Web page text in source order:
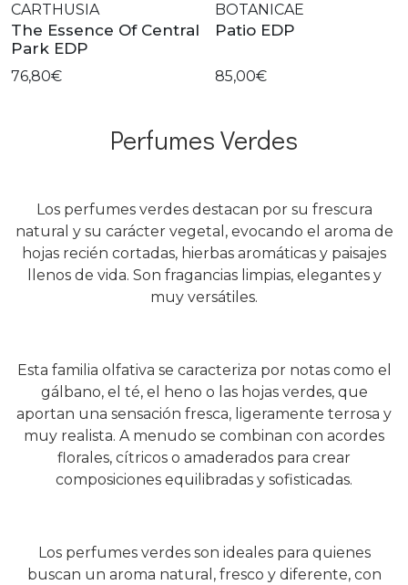
CARTHUSIA
The Essence Of Central
Park EDP
76,80€
BOTANICAE
Patio EDP
85,00€
Perfumes Verdes
Los perfumes verdes destacan por su frescura
natural y su carácter vegetal, evocando el aroma de
hojas recién cortadas, hierbas aromáticas y paisajes
llenos de vida. Son fragancias limpias, elegantes y
muy versátiles.
Esta familia olfativa se caracteriza por notas como el
gálbano, el té, el heno o las hojas verdes, que
aportan una sensación fresca, ligeramente terrosa y
muy realista. A menudo se combinan con acordes
florales, cítricos o amaderados para crear
composiciones equilibradas y sofisticadas.
Los perfumes verdes son ideales para quienes
buscan un aroma natural, fresco y diferente, con